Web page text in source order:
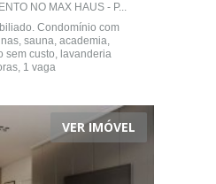
NO MAX HAUS - P...
Condomínio com
sauna, academia,
sem custo, lavanderia
1 vaga
VER IMÓVEL